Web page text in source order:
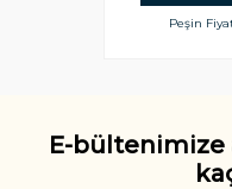
Peşin
E-bültenimize